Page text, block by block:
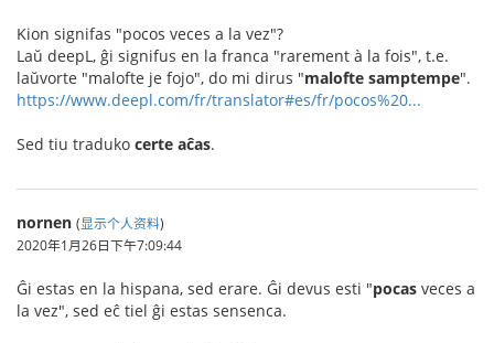
Kion signifas "pocos veces a la vez"?
Laŭ deepL, ĝi signifus en la franca "rarement à la fois", t.e.
laŭvorte "malofte je fojo", do mi dirus "malofte samptempe".
https://www.deepl.com/fr/translator#es/fr/pocos%20...
Sed tiu traduko certe aĉas.
nornen (显示个人资料)
2020年1月26日下午7:09:44
Ĝi estas en la hispana, sed erare. Ĝi devus esti "pocas veces a
la vez", sed eĉ tiel ĝi estas sensenca.